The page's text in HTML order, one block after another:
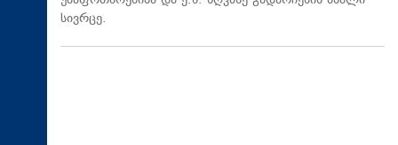
სივრცე.